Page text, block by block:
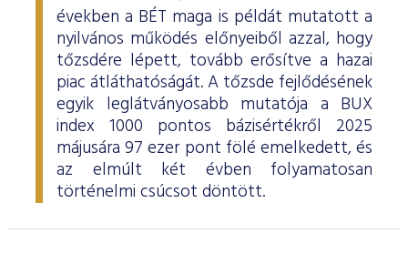
években a BÉT maga is példát mutatott a
nyilvános működés előnyeiből azzal, hogy
tőzsdére lépett, tovább erősítve a hazai
piac átláthatóságát. A tőzsde fejlődésének
egyik leglátványosabb mutatója a BUX
index 1000 pontos bázisértékről 2025
májusára 97 ezer pont fölé emelkedett, és
az elmúlt két évben folyamatosan
történelmi csúcsot döntött.